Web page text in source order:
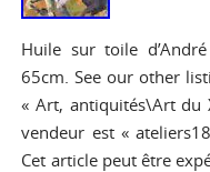
Huile sur toile
65cm. See our other
« Art, antiquités\Art du
vendeur est «
Cet article peut être